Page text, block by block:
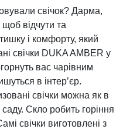
свічок? Дарма,
відчути та
і комфорту, який
свічки DUKA AMBER у
вас чарівним
в інтер’єр.
свічки можна як в
Скло робить горіння
свічки виготовлені з